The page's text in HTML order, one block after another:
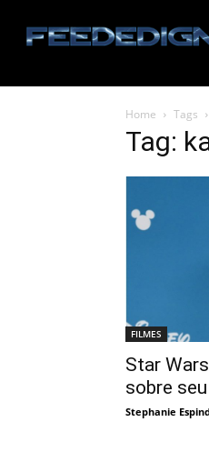
Home Tags
Tag:
FILMES
Star
sobre
Stephanie